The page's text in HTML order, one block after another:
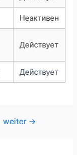
Неактивен
Действует
Действует
weiter →